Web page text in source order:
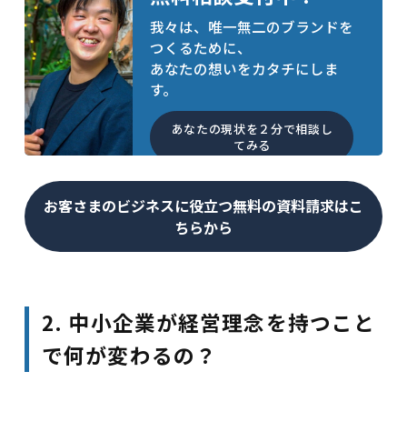
我々は、唯一無二のブランドを
つくるために、
あなたの想いをカタチにしま
す。
あなたの現状を２分で相談し
てみる
お客さまのビジネスに役立つ無料の資料請求はこ
ちらから
2. 中小企業が経営理念を持つこと
で何が変わるの？